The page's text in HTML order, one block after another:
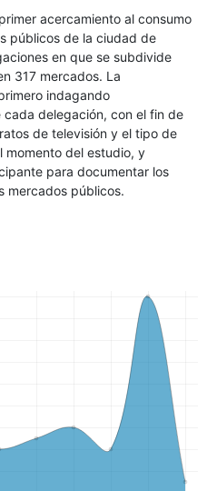
acercamiento al consumo
públicos de la ciudad de
en que se subdivide
317 mercados. La
indagando
delegación, con el fin de
de televisión y el tipo de
momento del estudio, y
para documentar los
mercados públicos.